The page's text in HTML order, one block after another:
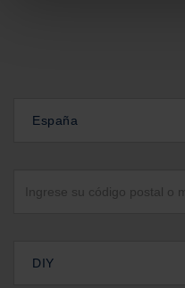
España
DIY